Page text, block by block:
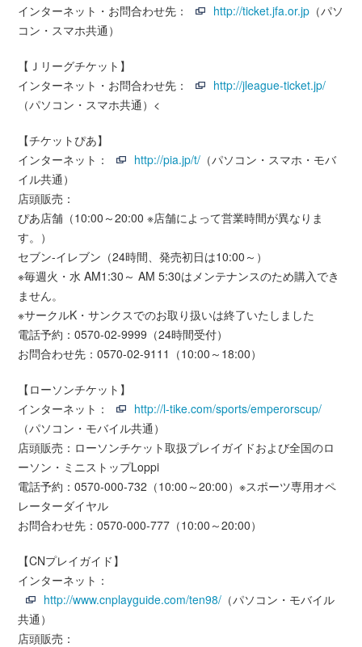
インターネット・お問合わせ先：
http://ticket.jfa.or.jp （パソ
コン・スマホ共通）
【Ｊリーグチケット】
インターネット・お問合わせ先：
http://jleague-ticket.jp/
（パソコン・スマホ共通）<
【チケットぴあ】
インターネット：
http://pia.jp/t/ （パソコン・スマホ・モバ
イル共通）
店頭販売：
ぴあ店舗（10:00～20:00 ※店舗によって営業時間が異なりま
す。）
セブン-イレブン（24時間、発売初日は10:00～）
※毎週火・水 AM1:30～ AM 5:30はメンテナンスのため購入でき
ません。
※サークルK・サンクスでのお取り扱いは終了いたしました
電話予約：0570-02-9999（24時間受付）
お問合わせ先：0570-02-9111（10:00～18:00）
【ローソンチケット】
インターネット：
http://l-tike.com/sports/emperorscup/
（パソコン・モバイル共通）
店頭販売：ローソンチケット取扱プレイガイドおよび全国のロ
ーソン・ミニストップLoppi
電話予約：0570-000-732（10:00～20:00）※スポーツ専用オペ
レーターダイヤル
お問合わせ先：0570-000-777（10:00～20:00）
【CNプレイガイド】
インターネット：
http://www.cnplayguide.com/ten98/ （パソコン・モバイル
共通）
店頭販売：